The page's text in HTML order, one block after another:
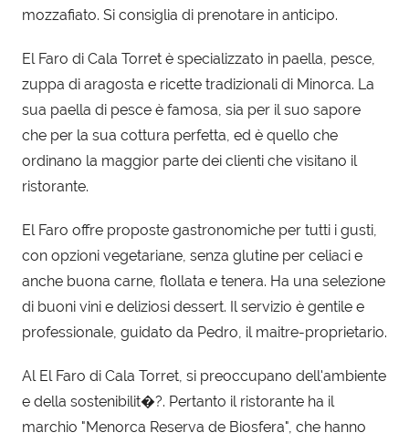
mozzafiato. Si consiglia di prenotare in anticipo.
El Faro di Cala Torret è specializzato in paella, pesce,
zuppa di aragosta e ricette tradizionali di Minorca. La
sua paella di pesce è famosa, sia per il suo sapore
che per la sua cottura perfetta, ed è quello che
ordinano la maggior parte dei clienti che visitano il
ristorante.
El Faro offre proposte gastronomiche per tutti i gusti,
con opzioni vegetariane, senza glutine per celiaci e
anche buona carne, flollata e tenera. Ha una selezione
di buoni vini e deliziosi dessert. Il servizio è gentile e
professionale, guidato da Pedro, il maitre-proprietario.
Al El Faro di Cala Torret, si preoccupano dell'ambiente
e della sostenibilit�?. Pertanto il ristorante ha il
marchio "Menorca Reserva de Biosfera", che hanno